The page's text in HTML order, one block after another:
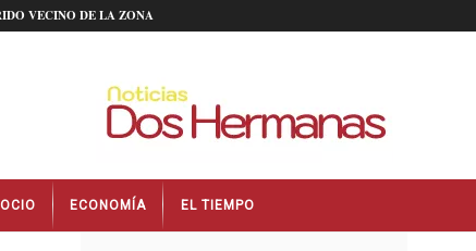
VECINO DE LA ZONA
OCIO ECONOMÍA EL TIEMPO